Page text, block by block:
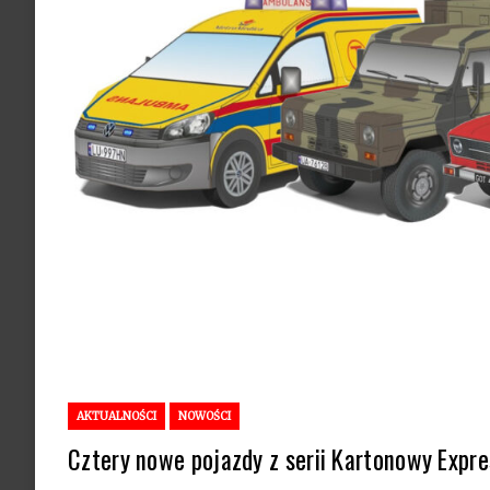
AKTUALNOŚCI NOWOŚCI
Cztery nowe pojazdy z serii Kartonowy